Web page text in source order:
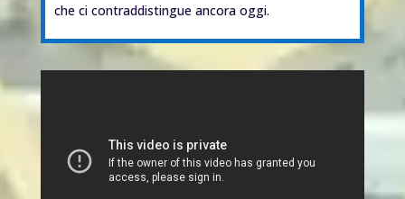
che ci contraddistingue ancora oggi.